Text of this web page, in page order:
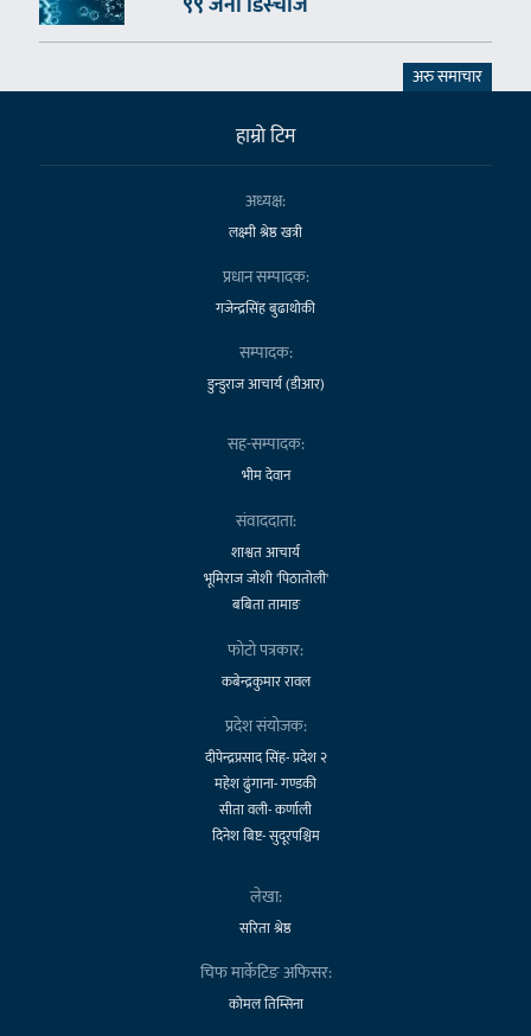
अरु समाचार
हाम्राे टिम
अध्यक्ष:
लक्ष्मी श्रेष्ठ खत्री
प्रधान सम्पादक:
गजेन्द्रसिंह बुढाथोकी
सम्पादक:
डुन्डुराज आचार्य (डीआर)
सह-सम्पादक:
भीम देवान
संवाददाता:
शाश्वत आचार्य
भूमिराज जोशी 'पिठातोली'
बबिता तामाङ
फोटो पत्रकार:
कबेन्द्रकुमार रावल
प्रदेश संयोजक:
दीपेन्द्रप्रसाद सिंह- प्रदेश २
महेश ढुंगाना- गण्डकी
सीता वली- कर्णाली
दिनेश बिष्ट- सुदूरपश्चिम
लेखा:
सरिता श्रेष्ठ
चिफ मार्केटिङ अफिसर:
कोमल तिम्सिना